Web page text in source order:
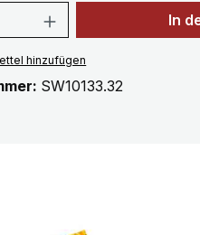
Anzahl: Gib den
In
hinzufügen
SW10133.32